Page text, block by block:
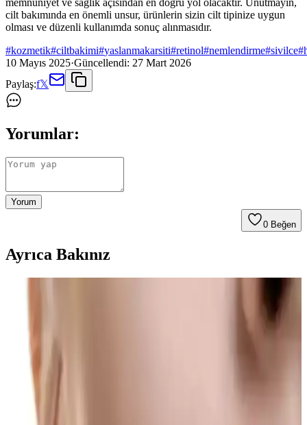
memnuniyet ve sağlık açısından en doğru yol olacaktır. Unutmayın,
cilt bakımında en önemli unsur, ürünlerin sizin cilt tipinize uygun
olması ve düzenli kullanımda sonuç alınmasıdır.
#kozmetik#ciltbakimi#yaslanmakarsiti#retinol#nemlendirme#sivilce#
10 Mayıs 2025·Güncellendi: 27 Mart 2026
Paylaş:f𝕏
Yorumlar:
Yorum
0 Beğen
Ayrıca Bakınız
pratik kullanımıyla saç ve sakal beyazlıklarını azaltmayı hedefleyen
NEDOX Varilx Önleyici Roll-on: Varis ve Kılcal
Damar Sorunlarına Çözüm Sunan Doğal Kozmetik